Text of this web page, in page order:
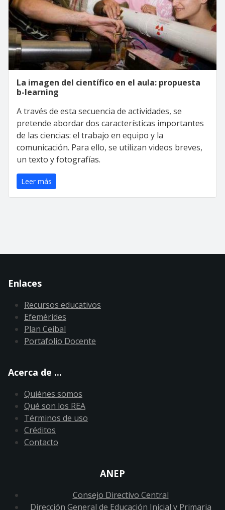
La imagen del científico en el aula: propuesta
b-learning
A través de esta secuencia de actividades, se
pretende abordar dos características importantes
de las ciencias: el trabajo en equipo y la
comunicación. Para ello, se utilizan videos breves,
un texto y fotografías.
Leer más
Enlaces
Recursos educativos
Efemérides
Plan Ceibal
Portafolio Docente
Acerca de ...
Quiénes somos
Qué son los REA
Términos de uso
Créditos
Contacto
ANEP
Consejo Directivo Central
Dirección General de Educación Inicial y Primaria